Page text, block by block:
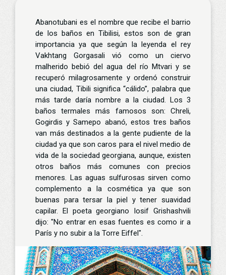
Abanotubani es el nombre que recibe el barrio
de los baños en Tibilisi, estos son de gran
importancia ya que según la leyenda el rey
Vakhtang Gorgasali vió como un ciervo
malherido bebió del agua del río Mtvari y se
recuperó milagrosamente y ordenó construir
una ciudad, Tibili significa “cálido”, palabra que
más tarde daría nombre a la ciudad. Los 3
baños termales más famosos son: Chreli,
Gogirdis y Samepo abanó, estos tres baños
van más destinados a la gente pudiente de la
ciudad ya que son caros para el nivel medio de
vida de la sociedad georgiana, aunque, existen
otros baños más comunes con precios
menores. Las aguas sulfurosas sirven como
complemento a la cosmética ya que son
buenas para tersar la piel y tener suavidad
capilar. El poeta georgiano Iosif Grishashvili
dijo: "No entrar en esas fuentes es como ir a
París y no subir a la Torre Eiffel".